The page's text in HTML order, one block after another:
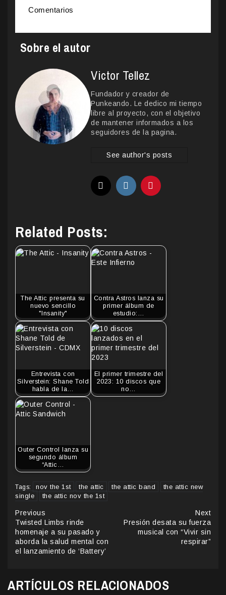
Comentarios
Sobre el autor
Victor Tellez
Fundador y creador de
Punkeando. Le dedico mi tiempo
libre al proyecto, con el objetivo
de mantener informados a los
seguidores de la pagina.
See author's posts
Related Posts:
The Attic presenta su
nuevo sencillo
"Insanity"
Contra Astros lanza su
primer álbum de
estudio:…
Entrevista con
Silverstein: Shane Told
habla de la…
El primer trimestre del
2023: 10 discos que
no…
Outer Control lanza su
segundo álbum
“Attic…
Tags: nov the 1st the attic the attic band
the attic new
single
the attic nov the 1st
Continue
Reading
Previous
Twisted Limbs rinde
homenaje a su pasado y
aborda la salud mental con
el lanzamiento de ‘Battery’
Next
Presión desata su fuerza
musical con “Vivir sin
respirar”
ARTÍCULOS RELACIONADOS